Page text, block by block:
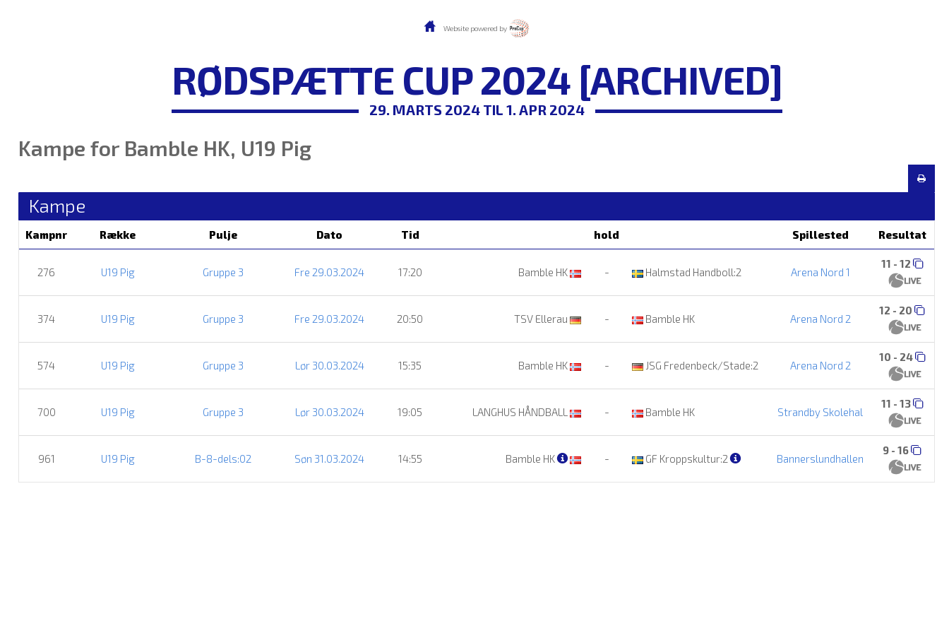
Website powered by
RØDSPÆTTE CUP 2024 [ARCHIVED]
29. MARTS 2024 TIL 1. APR 2024
Kampe for Bamble HK, U19 Pig
Kampe
Kampnr Række Pulje Dato Tid hold Spillested Resultat
276 U19 Pig Gruppe 3 Fre 29.03.2024 17:20 Bamble HK - Halmstad Handboll:2 Arena Nord 1
11 - 12
374 U19 Pig Gruppe 3 Fre 29.03.2024 20:50 TSV Ellerau - Bamble HK Arena Nord 2
12 - 20
574 U19 Pig Gruppe 3 Lør 30.03.2024 15:35 Bamble HK - JSG Fredenbeck/Stade:2 Arena Nord 2
10 - 24
700 U19 Pig Gruppe 3 Lør 30.03.2024 19:05 LANGHUS HÅNDBALL - Bamble HK Strandby Skolehal
11 - 13
961 U19 Pig B-8-dels:02 Søn 31.03.2024 14:55 Bamble HK - GF Kroppskultur:2 Bannerslundhallen
9 - 16